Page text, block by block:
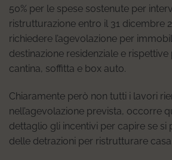
50% per le spese sostenute per
ristrutturazione entro il 31 dicembre
richiedere l’agevolazione per
destinazione residenziale e
cantina, soffitta e box auto.
Chiaramente però non tutti i lavori
nell’agevolazione prevista, occorre
dettaglio gli incentivi per capire se si
delle detrazioni per ristrutturare casa.